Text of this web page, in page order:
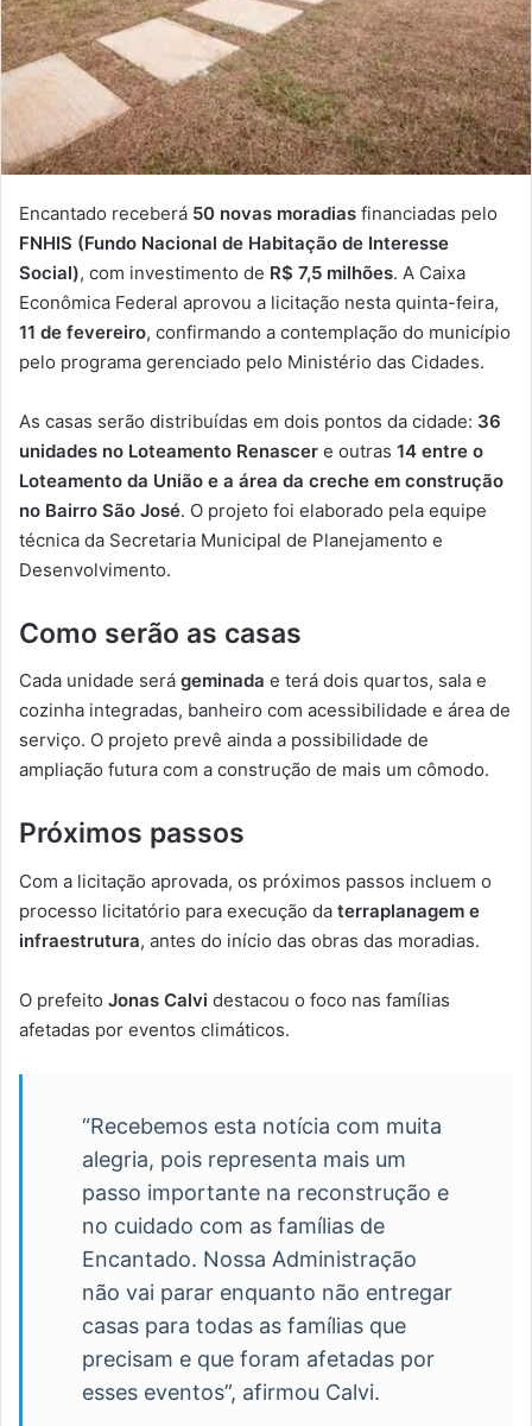
Encantado receberá 50 novas moradias financiadas pelo
FNHIS (Fundo Nacional de Habitação de Interesse
Social), com investimento de R$ 7,5 milhões. A Caixa
Econômica Federal aprovou a licitação nesta quinta-feira,
11 de fevereiro, confirmando a contemplação do município
pelo programa gerenciado pelo Ministério das Cidades.
As casas serão distribuídas em dois pontos da cidade: 36
unidades no Loteamento Renascer e outras 14 entre o
Loteamento da União e a área da creche em construção
no Bairro São José. O projeto foi elaborado pela equipe
técnica da Secretaria Municipal de Planejamento e
Desenvolvimento.
Como serão as casas
Cada unidade será geminada e terá dois quartos, sala e
cozinha integradas, banheiro com acessibilidade e área de
serviço. O projeto prevê ainda a possibilidade de
ampliação futura com a construção de mais um cômodo.
Próximos passos
Com a licitação aprovada, os próximos passos incluem o
processo licitatório para execução da terraplanagem e
infraestrutura, antes do início das obras das moradias.
O prefeito Jonas Calvi destacou o foco nas famílias
afetadas por eventos climáticos.
“Recebemos esta notícia com muita
alegria, pois representa mais um
passo importante na reconstrução e
no cuidado com as famílias de
Encantado. Nossa Administração
não vai parar enquanto não entregar
casas para todas as famílias que
precisam e que foram afetadas por
esses eventos”, afirmou Calvi.